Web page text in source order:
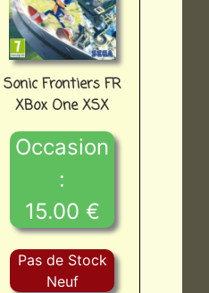
Sonic Frontiers FR
XBox One XSX
Occasion
:
15.00 €
Pas de Stock
Neuf